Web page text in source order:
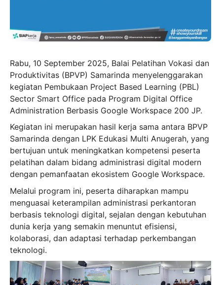
Rabu, 10 September 2025, Balai Pelatihan Vokasi dan
Produktivitas (BPVP) Samarinda menyelenggarakan
kegiatan Pembukaan Project Based Learning (PBL)
Sector Smart Office pada Program Digital Office
Administration Berbasis Google Workspace 200 JP.
Kegiatan ini merupakan hasil kerja sama antara BPVP
Samarinda dengan LPK Edukasi Multi Anugerah, yang
bertujuan untuk meningkatkan kompetensi peserta
pelatihan dalam bidang administrasi digital modern
dengan pemanfaatan ekosistem Google Workspace.
Melalui program ini, peserta diharapkan mampu
menguasai keterampilan administrasi perkantoran
berbasis teknologi digital, sejalan dengan kebutuhan
dunia kerja yang semakin menuntut efisiensi,
kolaborasi, dan adaptasi terhadap perkembangan
teknologi.